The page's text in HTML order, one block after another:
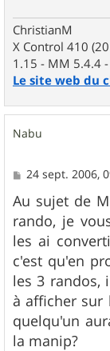
ChristianM
X Control 410
1.15 - MM 5.4.4 -
Le site web du
Nabu
M
s
s
a
g
e
24 sept. 2006,
Au sujet de
rando, je
les ai
c'est qu'en
les 3 randos,
à afficher sur
quelqu'un
la manip?